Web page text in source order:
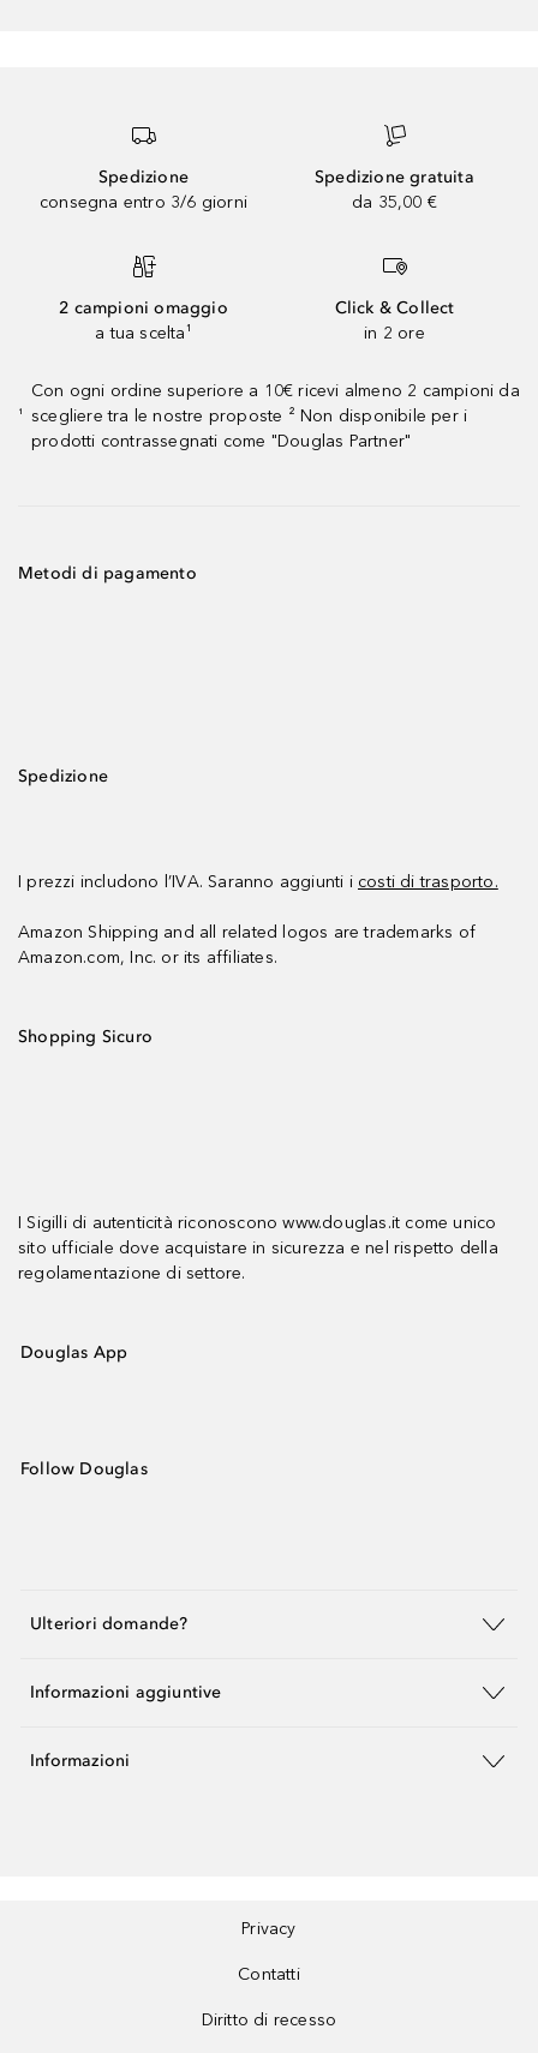
Spedizione
consegna entro 3/6 giorni
Spedizione gratuita
da 35,00 €
2 campioni omaggio
a tua scelta¹
Click & Collect
in 2 ore
¹
Con ogni ordine superiore a 10€ ricevi almeno 2 campioni da
scegliere tra le nostre proposte ² Non disponibile per i
prodotti contrassegnati come "Douglas Partner"
Metodi di pagamento
Spedizione
I prezzi includono l’IVA. Saranno aggiunti i costi di trasporto.
Amazon Shipping and all related logos are trademarks of
Amazon.com, Inc. or its affiliates.
Shopping Sicuro
I Sigilli di autenticità riconoscono www.douglas.it come unico
sito ufficiale dove acquistare in sicurezza e nel rispetto della
regolamentazione di settore.
Douglas App
Follow Douglas
Ulteriori domande?
Informazioni aggiuntive
Informazioni
Privacy
Contatti
Diritto di recesso